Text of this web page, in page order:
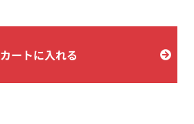
カートに入れる